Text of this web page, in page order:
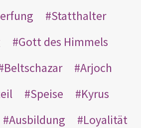
Statthalter
Gott des Himmels
Beltschazar
Arjoch
Speise
Kyrus
Ausbildung
Loyalität